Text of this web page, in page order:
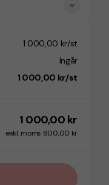
1 000,00 kr/st
Ingår
1 000,00 kr/st
1 000,00 kr
exkl. moms 800,00 kr